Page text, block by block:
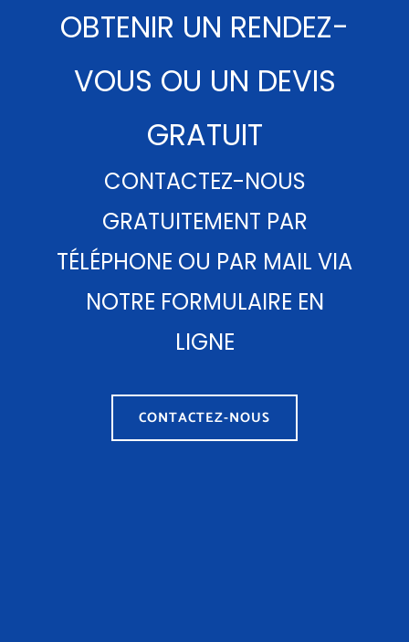
OBTENIR UN RENDEZ-
VOUS OU UN DEVIS
GRATUIT
CONTACTEZ-NOUS
GRATUITEMENT PAR
TÉLÉPHONE OU PAR MAIL VIA
NOTRE FORMULAIRE EN
LIGNE
CONTACTEZ-NOUS